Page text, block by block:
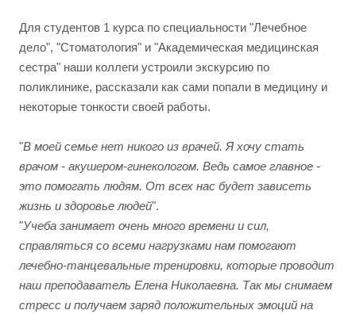
Для студентов 1 курса по специальности "Лечебное
дело", "Стоматология" и "Академическая медицинская
сестра" наши коллеги устроили экскурсию по
поликлинике, рассказали как сами попали в медицину и
некоторые тонкости своей работы.
"В моей семье нет никого из врачей. Я хочу стать
врачом - акушером-гинекологом. Ведь самое главное -
это помогать людям. От всех нас будет зависеть
жизнь и здоровье людей".
"Учеба занимает очень много времени и сил,
справляться со всеми нагрузками нам помогают
лечебно-танцевальные тренировки, которые проводит
наш преподаватель Елена Николаевна. Так мы снимаем
стресс и получаем заряд положительных эмоций на